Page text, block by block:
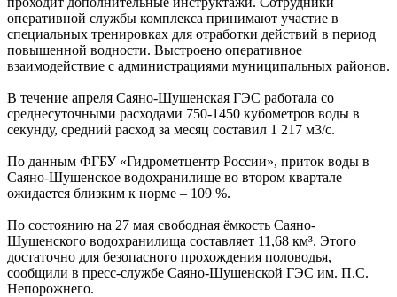
оперативной службы комплекса принимают участие в
специальных тренировках для отработки действий в период
повышенной водности. Выстроено оперативное
взаимодействие с администрациями муниципальных районов.
В течение апреля Саяно-Шушенская ГЭС работала со
среднесуточными расходами 750-1450 кубометров воды в
секунду, средний расход за месяц составил 1 217 м3/с.
По данным ФГБУ «Гидрометцентр России», приток воды в
Саяно-Шушенское водохранилище во втором квартале
ожидается близким к норме – 109 %.
По состоянию на 27 мая свободная ёмкость Саяно-
Шушенского водохранилища составляет 11,68 км³. Этого
достаточно для безопасного прохождения половодья,
сообщили в пресс-службе Саяно-Шушенской ГЭС им. П.С.
Непорожнего.